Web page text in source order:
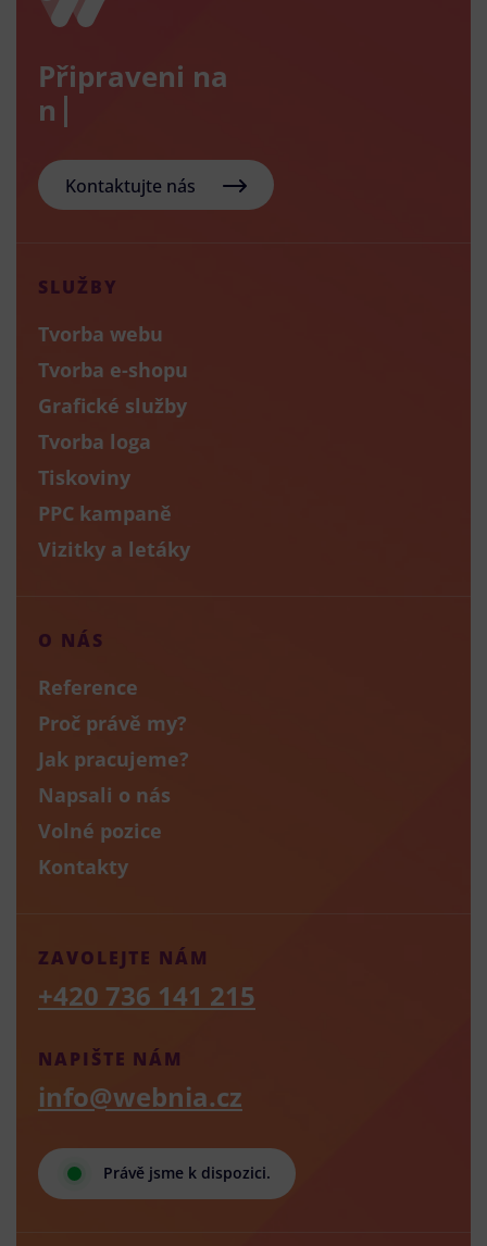
Připraveni na
nový e
Kontaktujte nás
SLUŽBY
Tvorba webu
Tvorba e-shopu
Grafické služby
Tvorba loga
Tiskoviny
PPC kampaně
Vizitky a letáky
O NÁS
Reference
Proč právě my?
Jak pracujeme?
Napsali o nás
Volné pozice
Kontakty
Právě jsme k dispozici.
NAPIŠTE NÁM
info@webnia.cz
ZAVOLEJTE NÁM
+420 736 141 215